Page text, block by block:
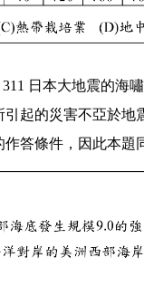
311 日本大地震的海
引起的災害不亞於
答條件，因此本題